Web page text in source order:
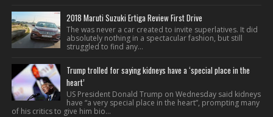
2018 Maruti Suzuki Ertiga Review First Drive
The was never a car created to invite superlatives. It did
absolutely nothing in a spectacular fashion, but still
struggled to find any...
Trump trolled for saying kidneys have a ‘special place in the
heart’
US President Donald Trump on Wednesday said kidneys
have “a very special place in the heart”, prompting many
of his critics to give him bio...